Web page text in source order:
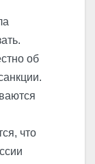
об
что